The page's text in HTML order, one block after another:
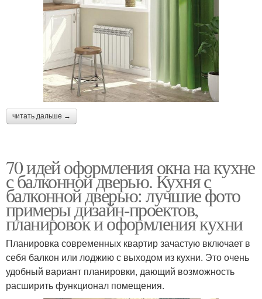
читать дальше →
70 идей оформления окна на кухне
с балконной дверью. Кухня с
балконной дверью: лучшие фото
примеры дизайн-проектов,
планировок и оформления кухни
Планировка современных квартир зачастую включает в
себя балкон или лоджию с выходом из кухни. Это очень
удобный вариант планировки, дающий возможность
расширить функционал помещения.